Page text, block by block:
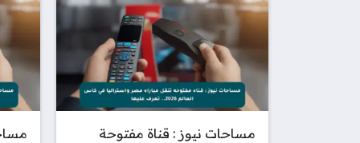
مساحات نيوز : قناة مفتوحة